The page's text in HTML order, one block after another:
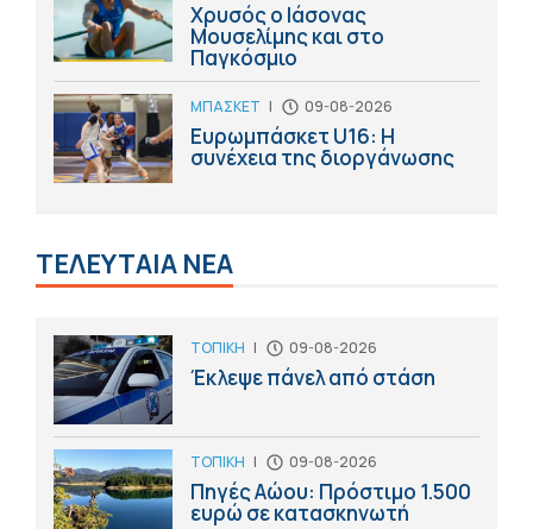
Χρυσός ο Ιάσονας
Μουσελίμης και στο
Παγκόσμιο
ΜΠΑΣΚΕΤ | 09-08-2026
Ευρωμπάσκετ U16: Η
συνέχεια της διοργάνωσης
ΤΕΛΕΥΤΑΙΑ ΝΕΑ
ΤΟΠΙΚΗ | 09-08-2026
Έκλεψε πάνελ από στάση
ΤΟΠΙΚΗ | 09-08-2026
Πηγές Αώου: Πρόστιμο 1.500
ευρώ σε κατασκηνωτή